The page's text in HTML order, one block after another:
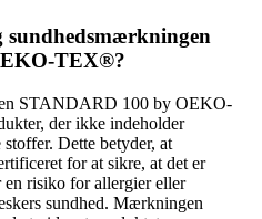
sundhedsmærkningen
TEX®?
STANDARD 100 by OEKO-
der ikke indeholder
Dette betyder, at
for at sikre, at det er
risiko for allergier eller
sundhed. Mærkningen